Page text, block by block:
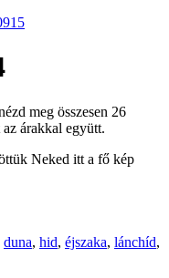
meg összesen 26
árakkal együtt.
Neked itt a fő kép
duna, hid, éjszaka, lánchíd,